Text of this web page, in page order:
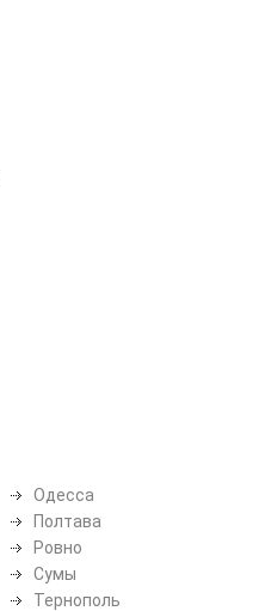
Одесса
Полтава
Ровно
Сумы
Тернополь